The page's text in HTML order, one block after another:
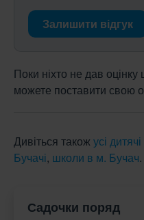
Залишити відгук
Поки ніхто не дав
можете поставити свою
Дивіться також усі
Бучачі, школи в м. Бучач.
Садочки поряд